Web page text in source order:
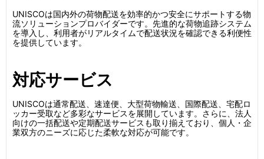
UNISCOは国内外の荷物配送を効率的かつ安全にサポートする物
流ソリューションプロバイダーです。先進的な荷物追跡システム
を導入し、利用者がリアルタイムで配送状況を確認できる利便性
を提供しています。
対応サービス
UNISCOは通常配送、速達便、大型荷物輸送、国際配送、宅配ロ
ッカー受取など多彩なサービスを展開しています。さらに、法人
向けの一括配送や定期配送サービスも取り揃えており、個人・企
業双方のニーズに応じた柔軟な対応が可能です。